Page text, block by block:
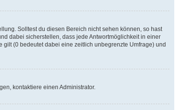
Solltest du diesen Bereich nicht sehen können, so hast
dabei sicherstellen, dass jede Antwortmöglichkeit in einer
(0 bedeutet dabei eine zeitlich unbegrenzte Umfrage) und
kontaktiere einen Administrator.